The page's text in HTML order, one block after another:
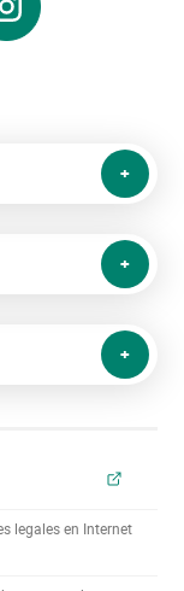
instagram
legales en Internet